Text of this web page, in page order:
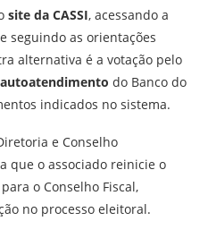
site da CASSI, acessando a
seguindo as orientações
alternativa é a votação pelo
do Banco do
indicados no sistema.
e Conselho
que o associado reinicie o
o Conselho Fiscal,
no processo eleitoral.